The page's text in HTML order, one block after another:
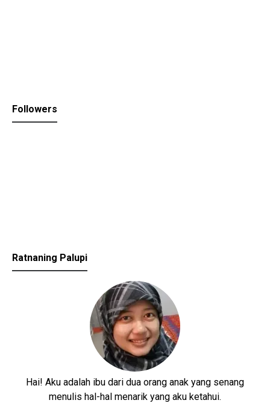
Followers
Ratnaning Palupi
Hai! Aku adalah ibu dari dua orang anak yang senang
menulis hal-hal menarik yang aku ketahui.